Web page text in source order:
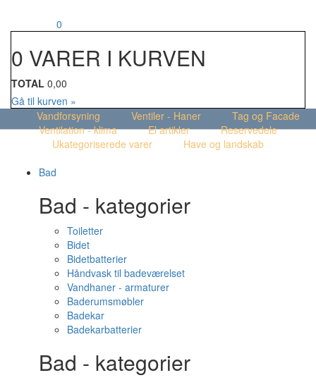
0
0 VARER I KURVEN
TOTAL 0,00
Gå til kurven »
Vandforsyning
Ventiler - Haner
Tag og Facade
Ventilation - klima
El artikler
Reservedele
Ukategoriserede varer
Have og landskab
Bad
Bad - kategorier
Toiletter
Bidet
Bidetbatterier
Håndvask til badeværelset
Vandhaner - armaturer
Baderumsmøbler
Badekar
Badekarbatterier
Bad - kategorier